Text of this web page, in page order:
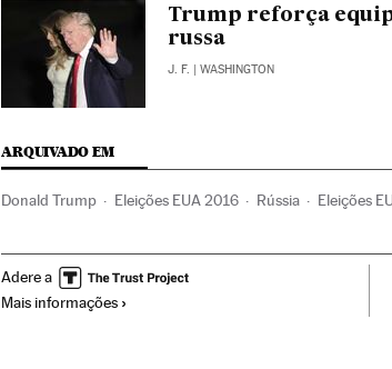
Trump reforça
russa
J. F. | WASHINGTON
ARQUIVADO EM
Donald Trump Eleições EUA 2016 Rússia Eleições
Robert S. Mueller James Comey
Adere a
Mais informações